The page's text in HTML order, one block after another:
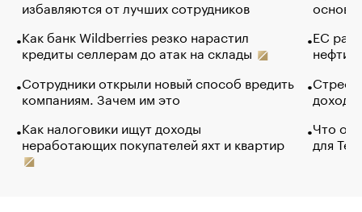
избавляются от лучших сотрудников
Как банк Wildberries резко нарастил
кредиты селлерам до атак на склады
Сотрудники открыли новый способ вредить
компаниям. Зачем им это
Как налоговики ищут доходы
неработающих покупателей яхт и квартир
основ
ЕС
нефти
Что
для